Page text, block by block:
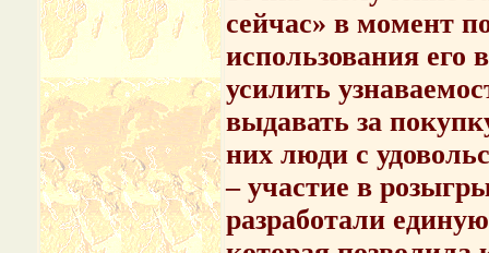
сейчас» в момент
использования его
усилить
выдавать за
них люди с
– участие в
разработали